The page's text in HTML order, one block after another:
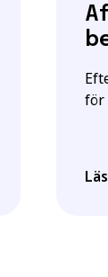
för
till att YH